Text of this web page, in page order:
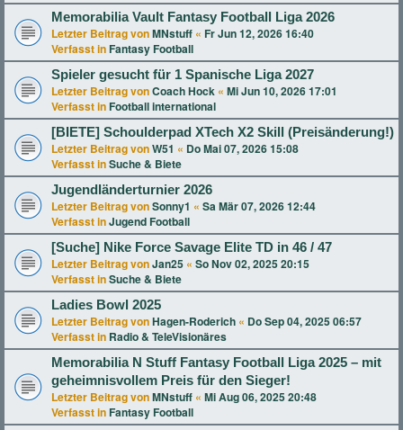
Memorabilia Vault Fantasy Football Liga 2026
Letzter Beitrag vonMNstuff « Fr Jun 12, 2026 16:40
Verfasst in Fantasy Football
Spieler gesucht für 1 Spanische Liga 2027
Letzter Beitrag vonCoach Hock « Mi Jun 10, 2026 17:01
Verfasst in Football international
[BIETE] Schoulderpad XTech X2 Skill (Preisänderung!)
Letzter Beitrag vonW51 « Do Mai 07, 2026 15:08
Verfasst inSuche & Biete
Jugendländerturnier 2026
Letzter Beitrag vonSonny1 « Sa Mär 07, 2026 12:44
Verfasst inJugend Football
[Suche] Nike Force Savage Elite TD in 46 / 47
Letzter Beitrag vonJan25 « So Nov 02, 2025 20:15
Verfasst inSuche & Biete
Ladies Bowl 2025
Letzter Beitrag vonHagen-Roderich « Do Sep 04, 2025 06:57
Verfasst in Radio & TeleVisionäres
Memorabilia N Stuff Fantasy Football Liga 2025 – mit
geheimnisvollem Preis für den Sieger!
Letzter Beitrag vonMNstuff « Mi Aug 06, 2025 20:48
Verfasst in Fantasy Football